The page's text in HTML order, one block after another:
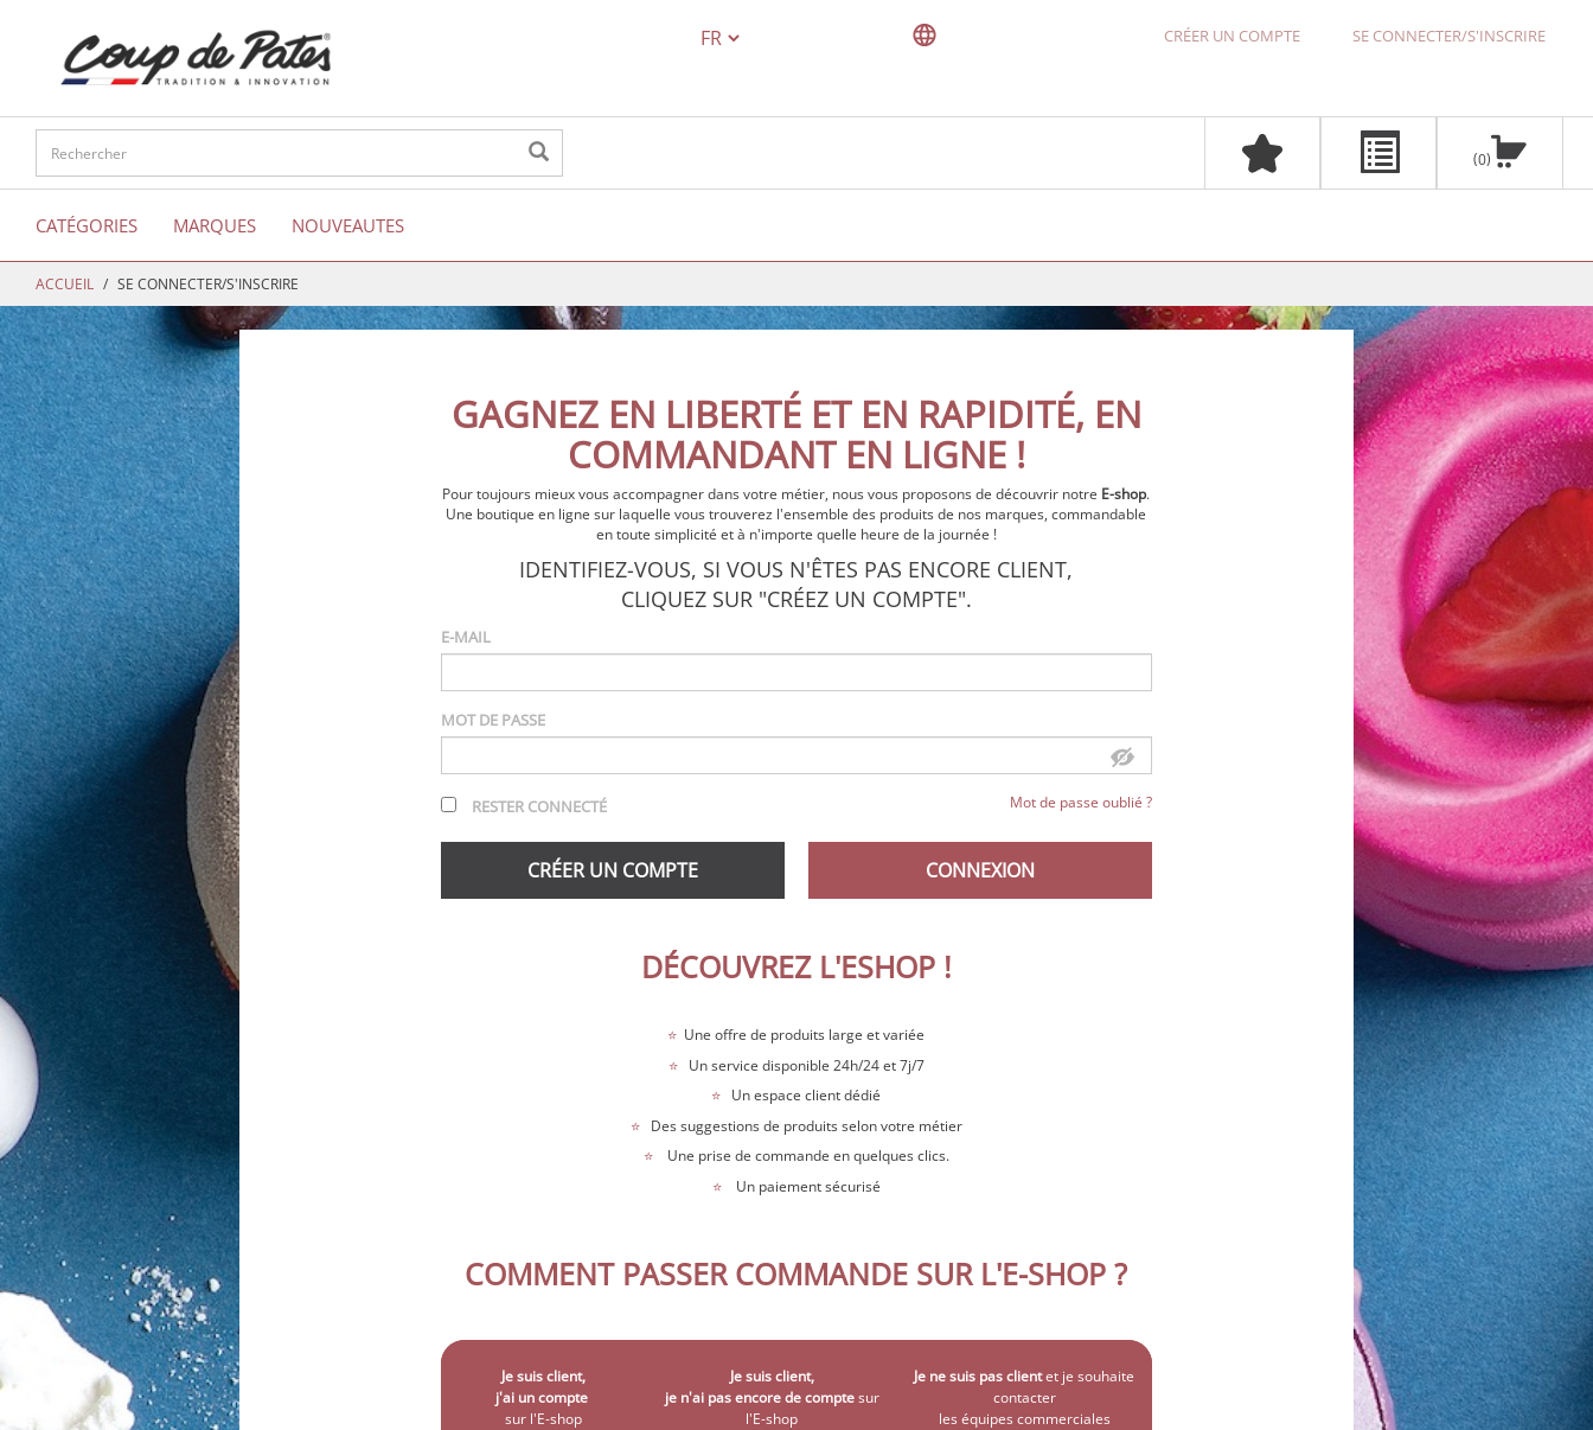
TEXT.LANGUAGE CRÉER UN COMPTE SE CONNECTER/S'INSCRIRE
0
CATÉGORIES MARQUES NOUVEAUTES
ACCUEIL SE CONNECTER/S'INSCRIRE
GAGNEZ EN LIBERTÉ ET EN RAPIDITÉ, EN
COMMANDANT EN LIGNE !
Pour toujours mieux vous accompagner dans votre métier, nous vous proposons de découvrir notre E-shop.
Une boutique en ligne sur laquelle vous trouverez l'ensemble des produits de nos marques, commandable
en toute simplicité et à n'importe quelle heure de la journée !
IDENTIFIEZ-VOUS, SI VOUS N'ÊTES PAS ENCORE CLIENT,
CLIQUEZ SUR "CRÉEZ UN COMPTE".
E-MAIL
MOT DE PASSE
RESTER CONNECTÉ Mot de passe oublié ?
CONNEXION
CRÉER UN COMPTE
DÉCOUVREZ L'ESHOP !
⭐ Une offre de produits large et variée
⭐Un service disponible 24h/24 et 7j/7
⭐ Un espace client dédié
⭐Des suggestions de produits selon votre métier
⭐Une prise de commande en quelques clics.
⭐Un paiement sécurisé
COMMENT PASSER COMMANDE SUR L'E-SHOP ?
Je suis client,
j'ai un compte
sur l'E-shop
Je suis client,
je n'ai pas encore de comptesur
l'E-shop
Je ne suis pas clientet je souhaite
contacter
les équipes commerciales